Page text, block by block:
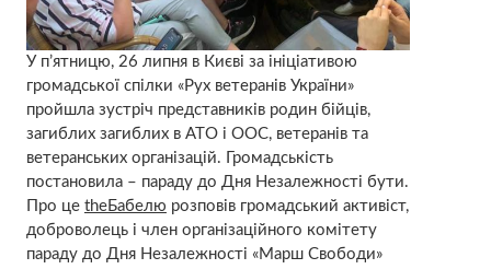
У п’ятницю, 26 липня в Києві за ініціативою
громадської спілки «Рух ветеранів України»
пройшла зустріч представників родин бійців,
загиблих загиблих в АТО і ООС, ветеранів та
ветеранських організацій. Громадськість
постановила – параду до Дня Незалежності бути.
Про це theБабелю розповів громадський активіст,
доброволець і член організаційного комітету
параду до Дня Незалежності «Марш Свободи»